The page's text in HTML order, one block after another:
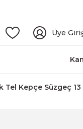
Üye
Tel Kepçe Süzgeç 13